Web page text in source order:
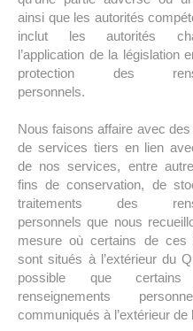
ainsi que les autorités
inclut les autorités
l’application de la législation
protection des
personnels.
Nous faisons affaire avec
de services tiers en lien
de nos services, entre
fins de conservation, de
traitements des
personnels que nous
mesure où certains de ces
sont situés à l’extérieur du
possible que
renseignements
communiqués à l’extérieur de